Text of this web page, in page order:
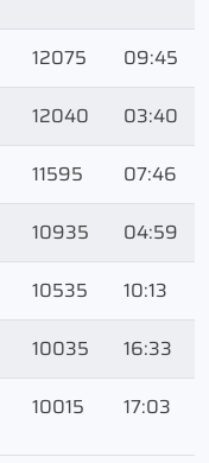
12075
09:45
12040
03:40
11595
07:46
10935
04:59
10535
10:13
10035
16:33
10015 17:03